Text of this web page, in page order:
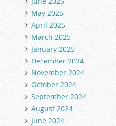
May 2025
April 2025
March 2025
January 2025
December 2024
November 2024
October 2024
September 2024
August 2024
June 2024